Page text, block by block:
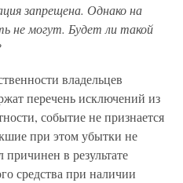
запрещена. Однако на
не могут. Будет ли такой
владельцев
перечень исключений из
событие не признается
при этом убытки не
в результате
средства при наличии